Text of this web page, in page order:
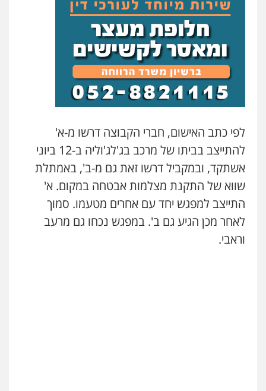
עו"ד איהאב ג'לג'ולי
פלילי מעצרים וחקירות עורכי דין לענייני
אסירים
0505216700
אייל בן שושן, עורך דין פלילי
פלילי מעצרים וחקירות פשיעה חמורה
נוער רישום פלילי
0522763105
עו"ד שלומי שרון
פלילי צבאי מעצרים וחקירות
0547342002
עו"ד אלון קריטי
פלילי כלכלי אלימות סמים מעצרים
לפי כתב האישום, חברי הקבוצה דרשו מ-א'
להתייצב בביתו של מרכב בג'לג'וליה ב-12 ביוני
אשתקד, ובמקביל דרשו זאת גם מ-ב', באמתלת
שווא של התקנת מצלמות אבטחה במקום. א'
התייצב למפגש יחד עם אחרים מטעמו. סמוך
לאחר מכן הגיע גם ב'. במפגש נכחו גם מרעב
וראבי.